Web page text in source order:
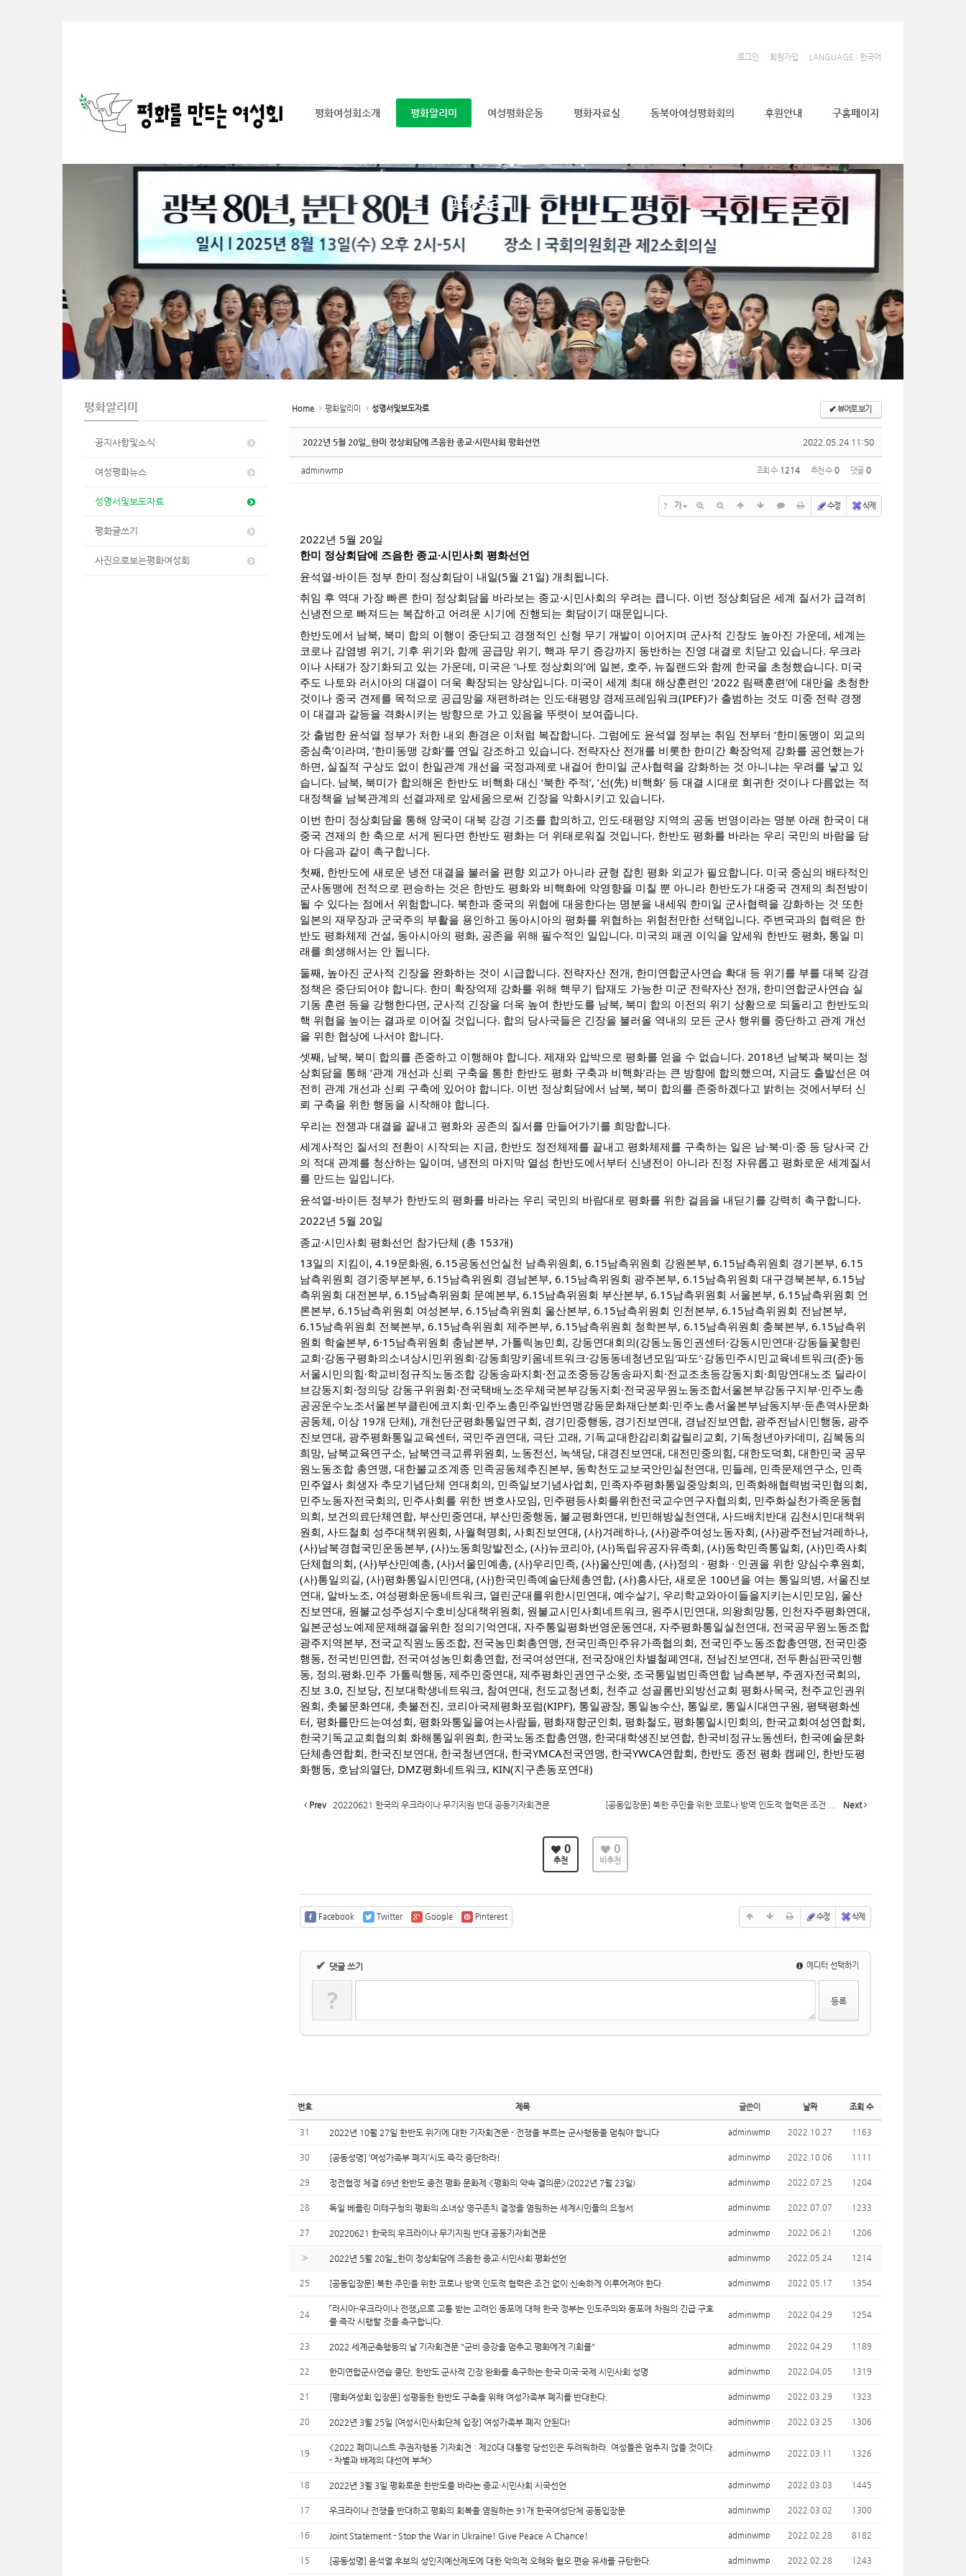
로그인 회원가입 LANGUAGE : 한국어
평화여성회소개 평화알리미 여성평화운동 평화자료실 동북아여성평화회의 후원안내 구홈페이지
n
평화알리미
평화알리미
공지사항및소식
여성평화뉴스
성명서및보도자료
평화글쓰기
사진으로보는평화여성회
Home 평화알리미 성명서및보도자료 ✔뷰어로 보기
2022.05.24 11:50
2022년 5월 20일_한미 정상회담에 즈음한 종교·시민사회 평화선언
adminwmp 조회 수 1214 추천 수 0 댓글 0
? 가 수정 삭제
2022년 5월 20일
한미 정상회담에 즈음한 종교·시민사회 평화선언
윤석열-바이든 정부 한미 정상회담이 내일(5월 21일) 개최됩니다.
취임 후 역대 가장 빠른 한미 정상회담을 바라보는 종교·시민사회의 우려는 큽니다. 이번 정상회담은 세계 질서가 급격히
신냉전으로 빠져드는 복잡하고 어려운 시기에 진행되는 회담이기 때문입니다.
한반도에서 남북, 북미 합의 이행이 중단되고 경쟁적인 신형 무기 개발이 이어지며 군사적 긴장도 높아진 가운데, 세계는
코로나 감염병 위기, 기후 위기와 함께 공급망 위기, 핵과 무기 증강까지 동반하는 진영 대결로 치닫고 있습니다. 우크라
이나 사태가 장기화되고 있는 가운데, 미국은 ‘나토 정상회의’에 일본, 호주, 뉴질랜드와 함께 한국을 초청했습니다. 미국
주도 나토와 러시아의 대결이 더욱 확장되는 양상입니다. 미국이 세계 최대 해상훈련인 ‘2022 림팩훈련’에 대만을 초청한
것이나 중국 견제를 목적으로 공급망을 재편하려는 인도·태평양 경제프레임워크(IPEF)가 출범하는 것도 미중 전략 경쟁
이 대결과 갈등을 격화시키는 방향으로 가고 있음을 뚜렷이 보여줍니다.
갓 출범한 윤석열 정부가 처한 내외 환경은 이처럼 복잡합니다. 그럼에도 윤석열 정부는 취임 전부터 ‘한미동맹이 외교의
중심축’이라며, ‘한미동맹 강화’를 연일 강조하고 있습니다. 전략자산 전개를 비롯한 한미간 확장억제 강화를 공언했는가
하면, 실질적 구상도 없이 한일관계 개선을 국정과제로 내걸어 한미일 군사협력을 강화하는 것 아니냐는 우려를 낳고 있
습니다. 남북, 북미가 합의해온 한반도 비핵화 대신 ‘북한 주적’, ‘선(先) 비핵화’ 등 대결 시대로 회귀한 것이나 다름없는 적
대정책을 남북관계의 선결과제로 앞세움으로써 긴장을 악화시키고 있습니다.
이번 한미 정상회담을 통해 양국이 대북 강경 기조를 합의하고, 인도·태평양 지역의 공동 번영이라는 명분 아래 한국이 대
중국 견제의 한 축으로 서게 된다면 한반도 평화는 더 위태로워질 것입니다. 한반도 평화를 바라는 우리 국민의 바람을 담
아 다음과 같이 촉구합니다.
첫째, 한반도에 새로운 냉전 대결을 불러올 편향 외교가 아니라 균형 잡힌 평화 외교가 필요합니다. 미국 중심의 배타적인
군사동맹에 전적으로 편승하는 것은 한반도 평화와 비핵화에 악영향을 미칠 뿐 아니라 한반도가 대중국 견제의 최전방이
될 수 있다는 점에서 위험합니다. 북한과 중국의 위협에 대응한다는 명분을 내세워 한미일 군사협력을 강화하는 것 또한
일본의 재무장과 군국주의 부활을 용인하고 동아시아의 평화를 위협하는 위험천만한 선택입니다. 주변국과의 협력은 한
반도 평화체제 건설, 동아시아의 평화, 공존을 위해 필수적인 일입니다. 미국의 패권 이익을 앞세워 한반도 평화, 통일 미
래를 희생해서는 안 됩니다.
둘째, 높아진 군사적 긴장을 완화하는 것이 시급합니다. 전략자산 전개, 한미연합군사연습 확대 등 위기를 부를 대북 강경
정책은 중단되어야 합니다. 한미 확장억제 강화를 위해 핵무기 탑재도 가능한 미군 전략자산 전개, 한미연합군사연습 실
기동 훈련 등을 강행한다면, 군사적 긴장을 더욱 높여 한반도를 남북, 북미 합의 이전의 위기 상황으로 되돌리고 한반도의
핵 위협을 높이는 결과로 이어질 것입니다. 합의 당사국들은 긴장을 불러올 역내의 모든 군사 행위를 중단하고 관계 개선
을 위한 협상에 나서야 합니다.
셋째, 남북, 북미 합의를 존중하고 이행해야 합니다. 제재와 압박으로 평화를 얻을 수 없습니다. 2018년 남북과 북미는 정
상회담을 통해 ‘관계 개선과 신뢰 구축을 통한 한반도 평화 구축과 비핵화’라는 큰 방향에 합의했으며, 지금도 출발선은 여
전히 관계 개선과 신뢰 구축에 있어야 합니다. 이번 정상회담에서 남북, 북미 합의를 존중하겠다고 밝히는 것에서부터 신
뢰 구축을 위한 행동을 시작해야 합니다.
우리는 전쟁과 대결을 끝내고 평화와 공존의 질서를 만들어가기를 희망합니다.
세계사적인 질서의 전환이 시작되는 지금, 한반도 정전체제를 끝내고 평화체제를 구축하는 일은 남·북·미·중 등 당사국 간
의 적대 관계를 청산하는 일이며, 냉전의 마지막 열섬 한반도에서부터 신냉전이 아니라 진정 자유롭고 평화로운 세계질서
를 만드는 일입니다.
윤석열-바이든 정부가 한반도의 평화를 바라는 우리 국민의 바람대로 평화를 위한 걸음을 내딛기를 강력히 촉구합니다.
2022년 5월 20일
종교·시민사회 평화선언 참가단체 (총 153개)
13일의 지킴이, 4.19문화원, 6.15공동선언실천 남측위원회, 6.15남측위원회 강원본부, 6.15남측위원회 경기본부, 6.15
남측위원회 경기중부본부, 6.15남측위원회 경남본부, 6.15남측위원회 광주본부, 6.15남측위원회 대구경북본부, 6.15남
측위원회 대전본부, 6.15남측위원회 문예본부, 6.15남측위원회 부산본부, 6.15남측위원회 서울본부, 6.15남측위원회 언
론본부, 6.15남측위원회 여성본부, 6.15남측위원회 울산본부, 6.15남측위원회 인천본부, 6.15남측위원회 전남본부,
6.15남측위원회 전북본부, 6.15남측위원회 제주본부, 6.15남측위원회 청학본부, 6.15남측위원회 충북본부, 6.15남측위
원회 학술본부, 6·15남측위원회 충남본부, 가톨릭농민회, 강동연대회의(강동노동인권센터·강동시민연대·강동들꽃향린
교회·강동구평화의소녀상시민위원회·강동희망키움네트워크·강동동네청년모임′파도′·강동민주시민교육네트워크(준)·동
서울시민의힘·학교비정규직노동조합 강동송파지회·전교조중등강동송파지회·전교조초등강동지회·희망연대노조 딜라이
브강동지회·정의당 강동구위원회·전국택배노조우체국본부강동지회·전국공무원노동조합서울본부강동구지부·민주노총
공공운수노조서울본부클린에코지회·민주노총민주일반연맹강동문화재단분회·민주노총서울본부남동지부·둔촌역사문화
공동체, 이상 19개 단체), 개천단군평화통일연구회, 경기민중행동, 경기진보연대, 경남진보연합, 광주전남시민행동, 광주
진보연대, 광주평화통일교육센터, 국민주권연대, 극단 고래, 기독교대한감리회갈릴리교회, 기독청년아카데미, 김복동의
희망, 남북교육연구소, 남북연극교류위원회, 노동전선, 녹색당, 대경진보연대, 대전민중의힘, 대한도덕회, 대한민국 공무
원노동조합 총연맹, 대한불교조계종 민족공동체추진본부, 동학천도교보국안민실천연대, 민들레, 민족문제연구소, 민족
민주열사 희생자 추모기념단체 연대회의, 민족일보기념사업회, 민족자주평화통일중앙회의, 민족화해협력범국민협의회,
민주노동자전국회의, 민주사회를 위한 변호사모임, 민주평등사회를위한전국교수연구자협의회, 민주화실천가족운동협
의회, 보건의료단체연합, 부산민중연대, 부산민중행동, 불교평화연대, 빈민해방실천연대, 사드배치반대 김천시민대책위
원회, 사드철회 성주대책위원회, 사월혁명회, 사회진보연대, (사)겨레하나, (사)광주여성노동자회, (사)광주전남겨레하나,
(사)남북경협국민운동본부, (사)노동희망발전소, (사)뉴코리아, (사)독립유공자유족회, (사)동학민족통일회, (사)민족사회
단체협의회, (사)부산민예총, (사)서울민예총, (사)우리민족, (사)울산민예총, (사)정의 · 평화 · 인권을 위한 양심수후원회,
(사)통일의길, (사)평화통일시민연대, (사)한국민족예술단체총연합, (사)흥사단, 새로운 100년을 여는 통일의병, 서울진보
연대, 알바노조, 여성평화운동네트워크, 열린군대를위한시민연대, 예수살기, 우리학교와아이들을지키는시민모임, 울산
진보연대, 원불교성주성지수호비상대책위원회, 원불교시민사회네트워크, 원주시민연대, 의왕희망통, 인천자주평화연대,
일본군성노예제문제해결을위한 정의기억연대, 자주통일평화번영운동연대, 자주평화통일실천연대, 전국공무원노동조합
광주지역본부, 전국교직원노동조합, 전국농민회총연맹, 전국민족민주유가족협의회, 전국민주노동조합총연맹, 전국민중
행동, 전국빈민연합, 전국여성농민회총연합, 전국여성연대, 전국장애인차별철폐연대, 전남진보연대, 전두환심판국민행
동, 정의.평화.민주 가톨릭행동, 제주민중연대, 제주평화인권연구소왓, 조국통일범민족연합 남측본부, 주권자전국회의,
진보 3.0, 진보당, 진보대학생네트워크, 참여연대, 천도교청년회, 천주교 성골롬반외방선교회 평화사목국, 천주교인권위
원회, 촛불문화연대, 촛불전진, 코리아국제평화포럼(KIPF), 통일광장, 통일농수산, 통일로, 통일시대연구원, 평택평화센
터, 평화를만드는여성회, 평화와통일을여는사람들, 평화재향군인회, 평화철도, 평화통일시민회의, 한국교회여성연합회,
한국기독교교회협의회 화해통일위원회, 한국노동조합총연맹, 한국대학생진보연합, 한국비정규노동센터, 한국예술문화
단체총연합회, 한국진보연대, 한국청년연대, 한국YMCA전국연맹, 한국YWCA연합회, 한반도 종전 평화 캠페인, 한반도평
화행동, 호남의열단, DMZ평화네트워크, KIN(지구촌동포연대)
Prev 20220621 한국의 우크라이나 무기지원 반대 공동기자회견문 [공동입장문] 북한 주민을 위한 코로나 방역 인도적 협력은 조건 ... Next
0
추천
0
비추천
Facebook Twitter Google Pinterest 수정 삭제
✔ 댓글 쓰기 에디터 선택하기
?
번호 제목 글쓴이 날짜 조회 수
31 2022년 10월 27일 한반도 위기에 대한 기자회견문 - 전쟁을 부르는 군사행동을 멈춰야 합니다 adminwmp 2022.10.27 1163
30 [공동성명] ‘여성가족부 폐지’시도 즉각 중단하라! adminwmp 2022.10.06 1111
29 정전협정 체결 69년 한반도 종전 평화 문화제 <평화의 약속 결의문>(2022년 7월 23일) adminwmp 2022.07.25 1204
28 독일 베를린 미테구청의 평화의 소녀상 영구존치 결정을 염원하는 세계시민들의 요청서 adminwmp 2022.07.07 1233
27 20220621 한국의 우크라이나 무기지원 반대 공동기자회견문 adminwmp 2022.06.21 1206
» 2022년 5월 20일_한미 정상회담에 즈음한 종교·시민사회 평화선언 adminwmp 2022.05.24 1214
25 [공동입장문] 북한 주민을 위한 코로나 방역 인도적 협력은 조건 없이 신속하게 이루어져야 한다. adminwmp 2022.05.17 1354
24
「러시아-우크라이나 전쟁」으로 고통 받는 고려인 동포에 대해 한국 정부는 인도주의와 동포애 차원의 긴급 구호
를 즉각 시행할 것을 촉구합니다.
adminwmp 2022.04.29 1254
23 2022 세계군축행동의 날 기자회견문 "군비 증강을 멈추고 평화에게 기회를" adminwmp 2022.04.29 1189
22 한미연합군사연습 중단, 한반도 군사적 긴장 완화를 촉구하는 한국·미국·국제 시민사회 성명 adminwmp 2022.04.05 1319
21 [평화여성회 입장문] 성평등한 한반도 구축을 위해 여성가족부 폐지를 반대한다. adminwmp 2022.03.29 1323
20 2022년 3월 25일 [여성시민사회단체 입장] 여성가족부 폐지 안된다! adminwmp 2022.03.25 1306
19
<2022 페미니스트 주권자행동 기자회견 : 제20대 대통령 당선인은 두려워하라. 여성들은 멈추지 않을 것이다.
- 차별과 배제의 대선에 부쳐>
adminwmp 2022.03.11 1326
18 2022년 3월 3일 평화로운 한반도를 바라는 종교·시민사회 시국선언 adminwmp 2022.03.03 1445
17 우크라이나 전쟁을 반대하고 평화의 회복을 염원하는 91개 한국여성단체 공동입장문 adminwmp 2022.03.02 1300
16 Joint Statement - Stop the War in Ukraine! Give Peace A Chance! adminwmp 2022.02.28 8182
15 [공동성명] 윤석열 후보의 성인지예산제도에 대한 악의적 오해와 혐오 편승 유세를 규탄한다. adminwmp 2022.02.28 1243